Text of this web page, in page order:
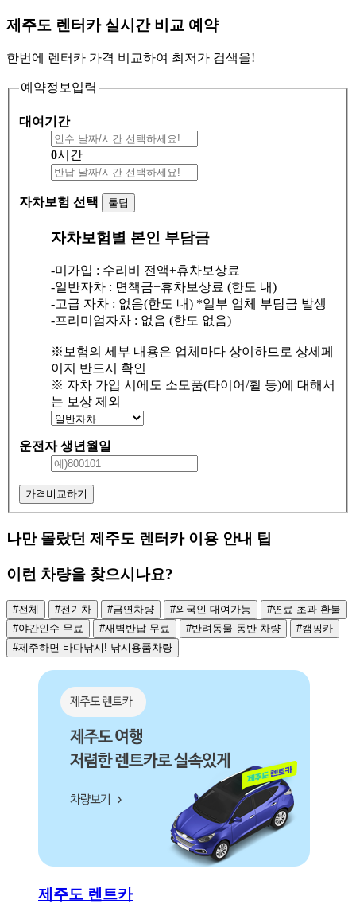
제주도 렌터카 실시간 비교 예약
한번에 렌터카 가격 비교하여 최저가 검색을!
예약정보입력
대여기간
0시간
자차보험 선택 툴팁
자차보험별 본인 부담금
-미가입 : 수리비 전액+휴차보상료
-일반자차 : 면책금+휴차보상료 (한도 내)
-고급 자차 : 없음(한도 내) *일부 업체 부담금 발생
-프리미엄자차 : 없음 (한도 없음)
※보험의 세부 내용은 업체마다 상이하므로 상세페
이지 반드시 확인
※ 자차 가입 시에도 소모품(타이어/휠 등)에 대해서
는 보상 제외
운전자 생년월일
가격비교하기
나만 몰랐던 제주도 렌터카 이용 안내 팁
이런 차량을 찾으시나요?
#전체 #전기차 #금연차량 #외국인 대여가능
#연료 초과 환불
#야간인수 무료
#새벽반납 무료 #반려동물 동반 차량
#캠핑카
#제주하면 바다낚시! 낚시용품차량
제주도 렌트카